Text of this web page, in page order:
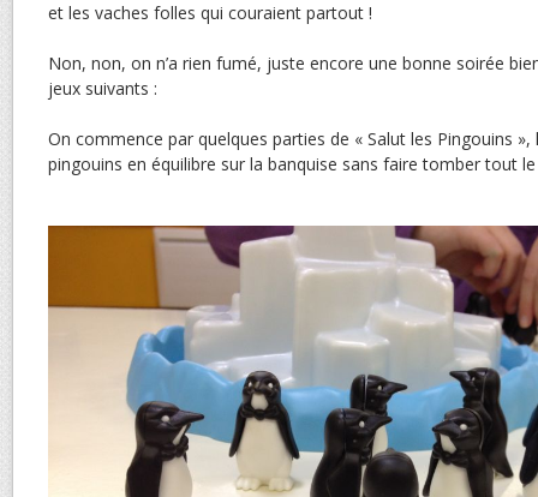
et les vaches folles qui couraient partout !
Non, non, on n’a rien fumé, juste encore une bonne soirée
jeux suivants :
On commence par quelques parties de « Salut les Pingouins
pingouins en équilibre sur la banquise sans faire tomber tout